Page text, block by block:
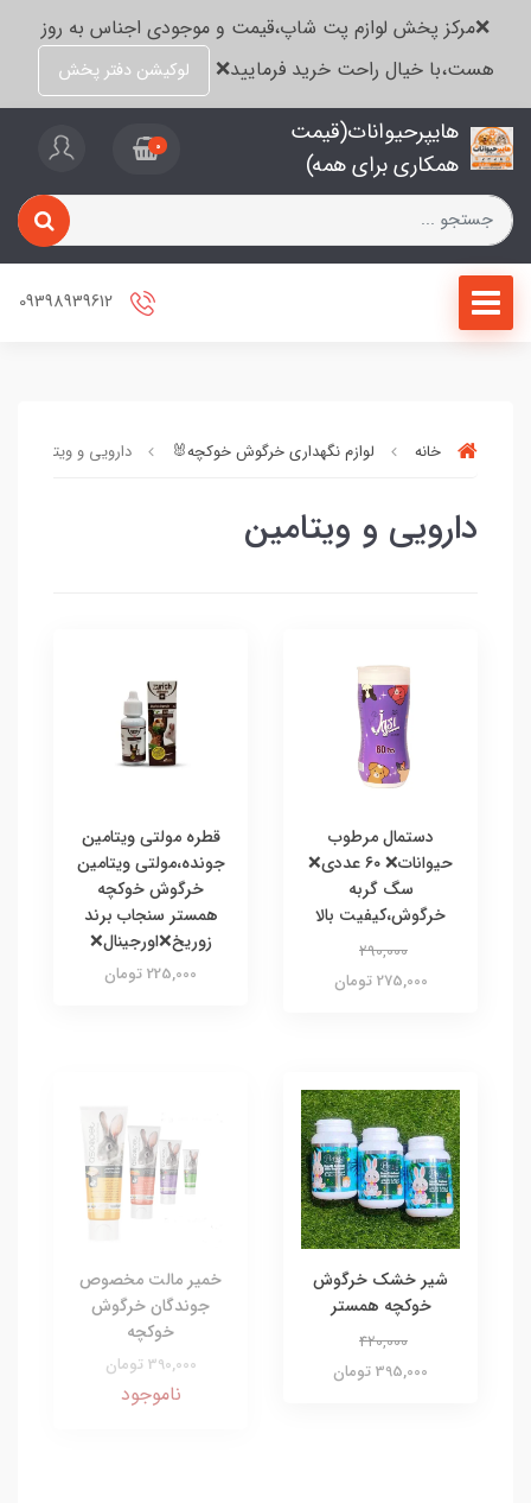
❌مرکز پخش لوازم پت شاپ،قیمت و موجودی اجناس به روز
هست،با خیال راحت خرید فرمایید❌
لوکیشن دفتر پخش
هایپرحیوانات(قیمت
همکاری برای همه)
0
خانه لوازم نگهداری خرگوش خوکچه🐰 دارویی و ویتامین
دارویی و ویتامین
دستمال مرطوب
حیوانات❌ ۶۰ عددی❌
سگ گربه
خرگوش،کیفیت بالا
290,000
275,000 تومان
قطره مولتی ویتامین
جونده،مولتی ویتامین
خرگوش خوکچه
همستر سنجاب برند
زوریخ❌اورجینال❌
225,000 تومان
شیر خشک خرگوش
خوکچه همستر
420,000
395,000 تومان
خمیر مالت مخصوص
جوندگان خرگوش
خوکچه
390,000 تومان
ناموجود